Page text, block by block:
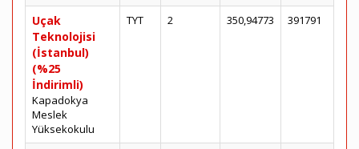
Uçak
Teknolojisi
(İstanbul)
(%25
İndirimli)
Kapadokya
Meslek
Yüksekokulu
TYT 2 350,94773 391791